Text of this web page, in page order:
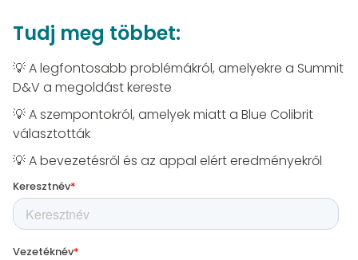
Tudj meg többet:
💡 A legfontosabb problémákról, amelyekre a Summit
D&V a megoldást kereste
💡 A szempontokról, amelyek miatt a Blue Colibrit
választották
💡 A bevezetésről és az appal elért eredményekről